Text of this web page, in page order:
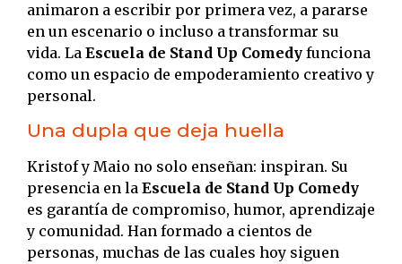
animaron a escribir por primera vez, a pararse
en un escenario o incluso a transformar su
vida. La Escuela de Stand Up Comedy funciona
como un espacio de empoderamiento creativo y
personal.
Una dupla que deja huella
Kristof y Maio no solo enseñan: inspiran. Su
presencia en la Escuela de Stand Up Comedy
es garantía de compromiso, humor, aprendizaje
y comunidad. Han formado a cientos de
personas, muchas de las cuales hoy siguen